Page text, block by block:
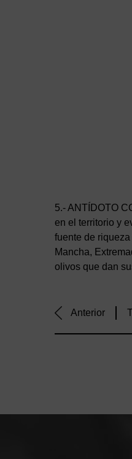
5.- ANTÍDOTO
en el territorio y
fuente de
Mancha,
olivos que dan
Anterior